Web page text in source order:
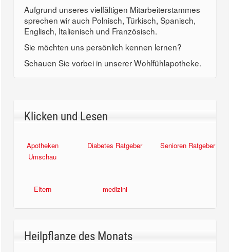
Aufgrund unseres vielfältigen Mitarbeiterstammes
sprechen wir auch Polnisch, Türkisch, Spanisch,
Englisch, Italienisch und Französisch.
Sie möchten uns persönlich kennen lernen?
Schauen Sie vorbei in unserer Wohlfühlapotheke.
Klicken und Lesen
Apotheken
Umschau
Diabetes Ratgeber Senioren Ratgeber
Eltern medizini
Heilpflanze des Monats